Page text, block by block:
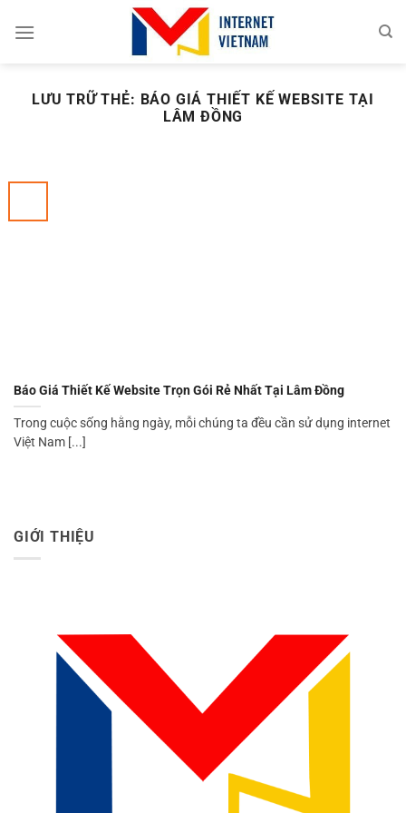
đến
LƯU TRỮ THẺ: BÁO GIÁ THIẾT KẾ WEBSITE TẠI
LÂM ĐỒNG
Báo Giá Thiết Kế Website Trọn Gói Rẻ Nhất Tại Lâm Đồng
Trong cuộc sống hằng ngày, mỗi chúng ta đều cần sử dụng internet
Việt Nam [...]
GIỚI THIỆU